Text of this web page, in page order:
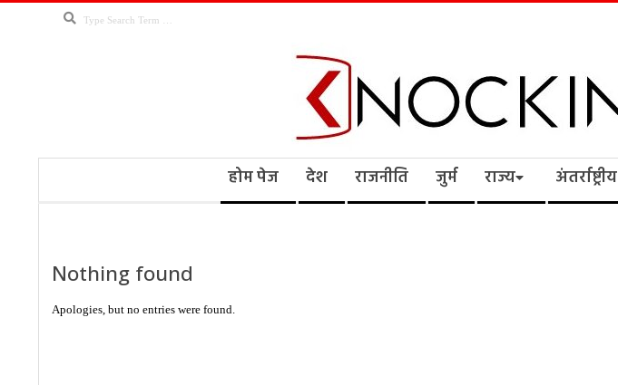
Search
Knocking
होम पेज देश राजनीति जुर्म राज्य अंतर्राष्ट्रीय
Nothing found
Apologies, but no entries were found.